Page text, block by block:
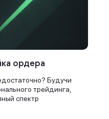
ордера
Будучи
трейдинга,
спектр